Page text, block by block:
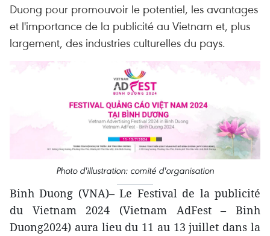
Duong pour promouvoir le potentiel, les avantages
et l'importance de la publicité au Vietnam et, plus
largement, des industries culturelles du pays.
Photo d'illustration: comité d'organisation
Binh Duong (VNA)– Le Festival de la publicité
du Vietnam 2024 (Vietnam AdFest – Binh
Duong2024) aura lieu du 11 au 13 juillet dans la